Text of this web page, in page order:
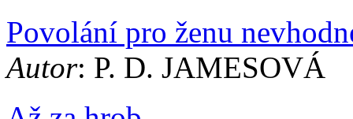
Povolání pro ženu
Autor: P. D. JAMESOVÁ